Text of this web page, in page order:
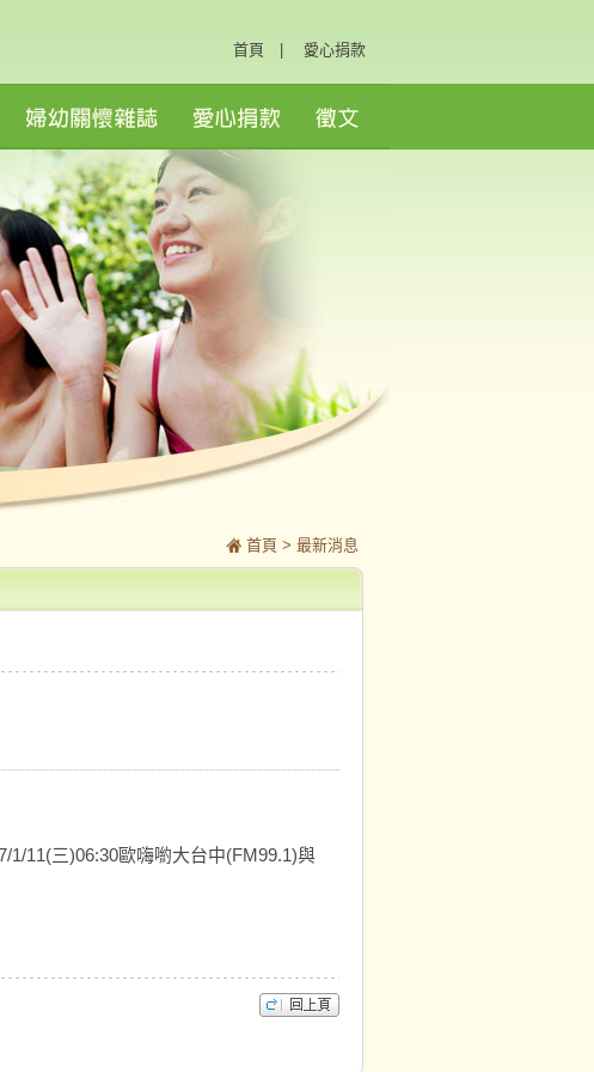
首頁 愛心捐款
首頁 > 最新消息
1/11(三)06:30歐嗨喲大台中(FM99.1)與